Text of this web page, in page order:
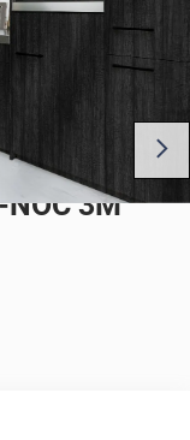
3M